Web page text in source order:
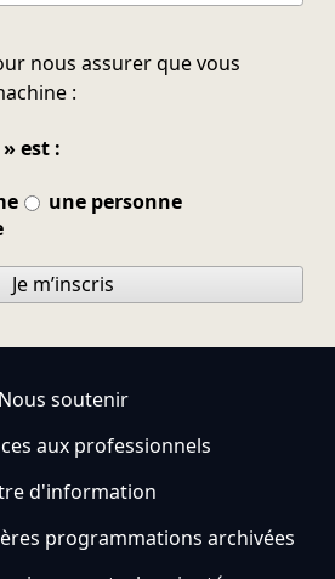
nous assurer que vous
:
est :
une personne
Je m’inscris
Nous soutenir
aux professionnels
d'information
programmations archivées